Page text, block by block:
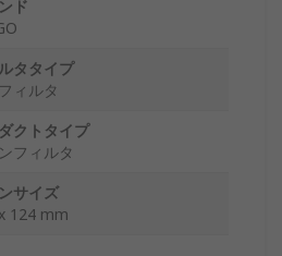
ド
タタイプ
ィルタ
クトタイプ
フィルタ
サイズ
124 mm